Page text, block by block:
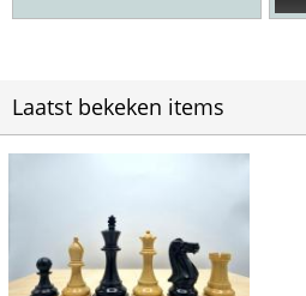
Laatst bekeken items